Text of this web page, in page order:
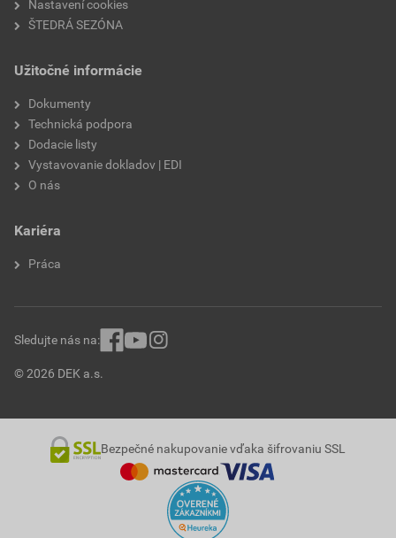
Nastavení cookies
ŠTEDRÁ SEZÓNA
Užitočné informácie
Dokumenty
Technická podpora
Dodacie listy
Vystavovanie dokladov | EDI
O nás
Kariéra
Práca
© 2026 DEK a.s.
Sledujte nás na:
Bezpečné nakupovanie vďaka šifrovaniu SSL